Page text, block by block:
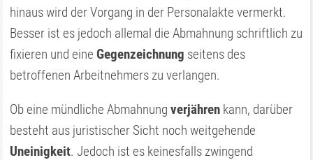
hinaus wird der Vorgang in der Personalakte vermerkt.
Besser ist es jedoch allemal die Abmahnung schriftlich zu
fixieren und eineGegenzeichnung seitens des
betroffenen Arbeitnehmers zu verlangen.
Ob eine mündliche Abmahnungverjähren kann, darüber
besteht aus juristischer Sicht noch weitgehende
Uneinigkeit. Jedoch ist es keinesfalls zwingend